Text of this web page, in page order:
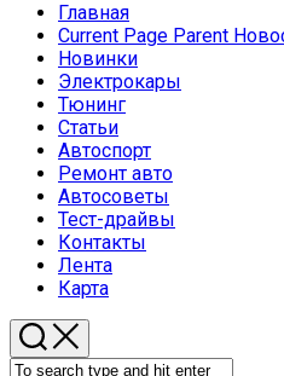
Главная
Current Page Parent
Новинки
Электрокары
Тюнинг
Статьи
Автоспорт
Ремонт авто
Автосоветы
Тест-драйвы
Контакты
Лента
Карта